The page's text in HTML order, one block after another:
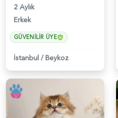
2 Aylık
Erkek
GÜVENILIR ÜYE
İstanbul /Beykoz